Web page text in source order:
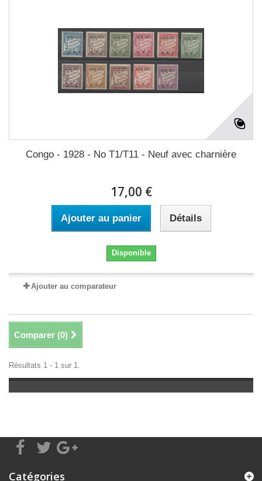
Congo - 1928 - No T1/T11 - Neuf avec charnière
17,00 €
Ajouter au panier Détails
Disponible
Ajouter au comparateur
Comparer (0)
Résultats 1 - 1 sur 1.
Catégories